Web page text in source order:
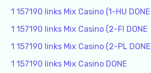
1 157190 links Mix Casino (1-HU DONE
1 157190 links Mix Casino (2-FI DONE
1 157190 links Mix Casino (2-PL DONE
1 157190 links Mix Casino DONE